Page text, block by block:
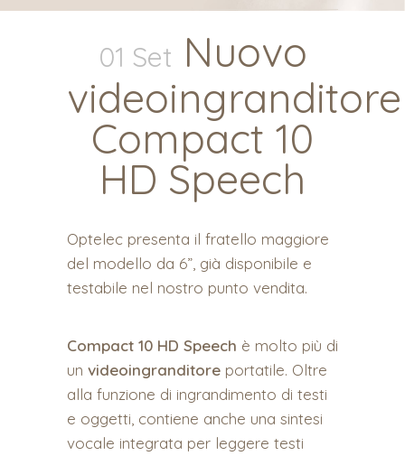
01 Set Nuovo
videoingranditore
Compact 10
HD Speech
Optelec presenta il fratello maggiore
del modello da 6”, già disponibile e
testabile nel nostro punto vendita.
Compact 10 HD Speech è molto più di
un videoingranditore portatile. Oltre
alla funzione di ingrandimento di testi
e oggetti, contiene anche una sintesi
vocale integrata per leggere testi